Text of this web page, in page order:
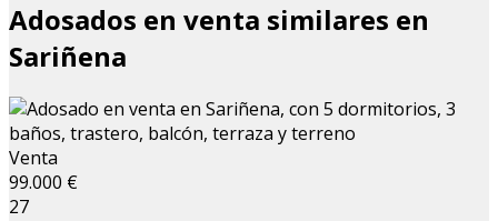
Adosados en venta similares en
Sariñena
Venta
99.000 €
27